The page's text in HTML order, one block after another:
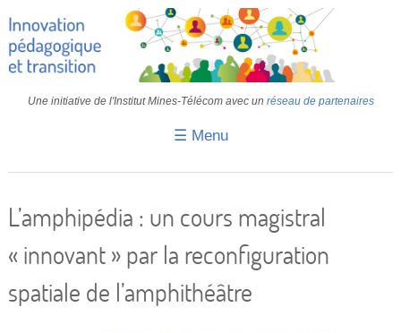
Une initiative de l'Institut Mines-Télécom avec un réseau de partenaires
☰ Menu
IA
L’amphipédia : un cours magistral
« innovant » par la reconfiguration
spatiale de l’amphithéâtre